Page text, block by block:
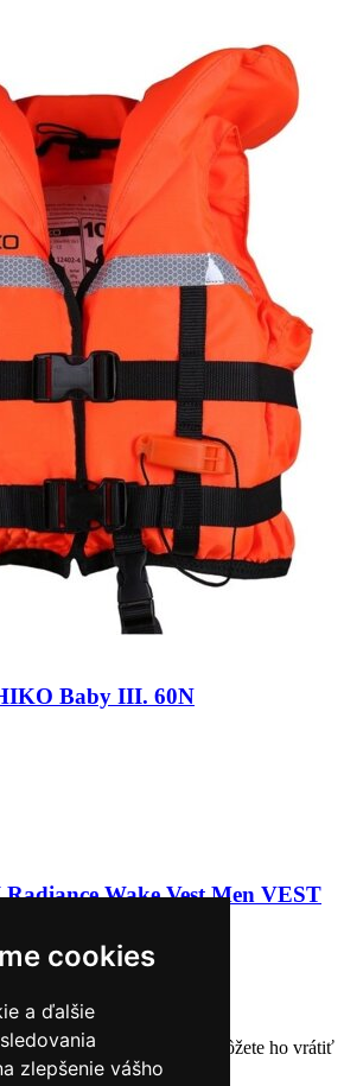
cookies
a ďalšie
zlepšenie vášho
Baby III. 60N
Wake Vest Men VEST
nad 230€
odošleme do 24 hodín
Ak Vám tovar nesadne, môžete ho vrátiť
- pia: 8:30 - 16:30